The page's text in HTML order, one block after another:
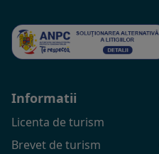
Informatii
Licenta de turism
Brevet de turism